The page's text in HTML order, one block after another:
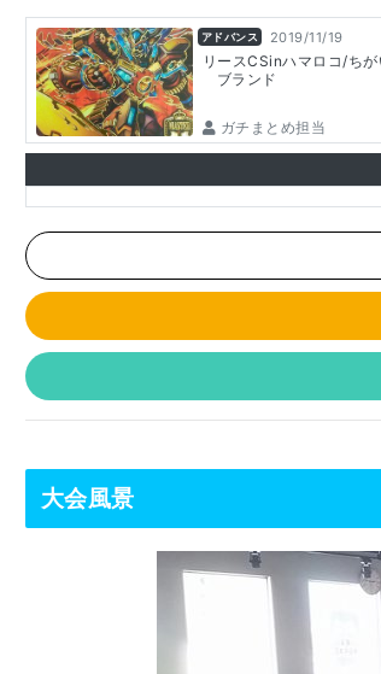
アドバンス 2019/11/19
リースCSinハマロコ/ち
ブランド
ガチまとめ担当
大会風景